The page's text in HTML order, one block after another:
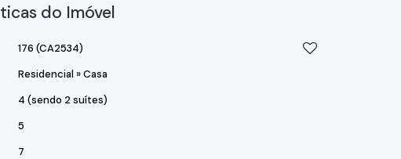
trabalho remoto ou estudos.
diferentes necessidades culinárias.
livre, lazer e para quem tem crianças ou animais de
oferecendo comodidade para toda a família e visitantes.
Paulista, com fácil acesso a serviços, comércios
do Imóvel
176 (CA2534)
Residencial »Casa
4 (sendo 2 suítes)
5
7